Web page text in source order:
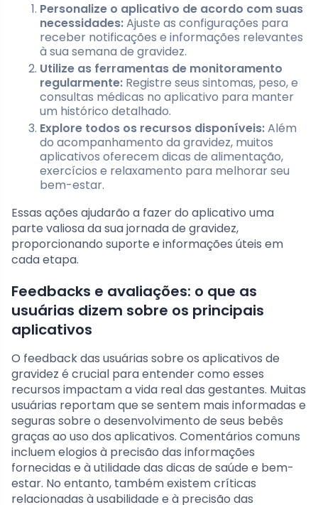
Personalize o aplicativo de acordo com suas
necessidades:Ajuste as configurações para
receber notificações e informações relevantes
à sua semana de gravidez.
Utilize as ferramentas de monitoramento
regularmente: Registre seus sintomas, peso, e
consultas médicas no aplicativo para manter
um histórico detalhado.
Explore todos os recursos disponíveis:Além
do acompanhamento da gravidez, muitos
aplicativos oferecem dicas de alimentação,
exercícios e relaxamento para melhorar seu
bem-estar.
Essas ações ajudarão a fazer do aplicativo uma
parte valiosa da sua jornada de gravidez,
proporcionando suporte e informações úteis em
cada etapa.
Feedbacks e avaliações: o que as
usuárias dizem sobre os principais
aplicativos
O feedback das usuárias sobre os aplicativos de
gravidez é crucial para entender como esses
recursos impactam a vida real das gestantes. Muitas
usuárias reportam que se sentem mais informadas e
seguras sobre o desenvolvimento de seus bebês
graças ao uso dos aplicativos. Comentários comuns
incluem elogios à precisão das informações
fornecidas e à utilidade das dicas de saúde e bem-
estar. No entanto, também existem críticas
relacionadas à usabilidade e à precisão das